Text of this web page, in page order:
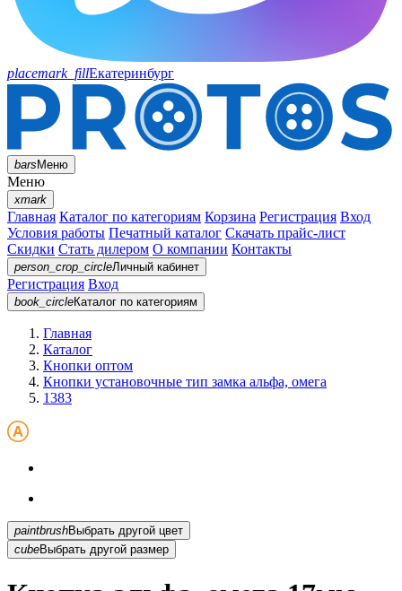
placemark_fillЕкатеринбург
barsМеню
Меню
xmark
Главная Каталог по категориям Корзина Регистрация Вход
Условия работы Печатный каталог Скачать прайс-лист
Скидки Стать дилером О компании Контакты
person_crop_circleЛичный кабинет
Регистрация Вход
book_circleКаталог по категориям
Главная
Каталог
Кнопки оптом
Кнопки установочные тип замка альфа, омега
1383
paintbrush
Выбрать другой цвет
cubeВыбрать другой размер